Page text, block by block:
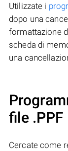
Utilizzate i
dopo una
formattazione
scheda di
una
file .PPF
Cercate come